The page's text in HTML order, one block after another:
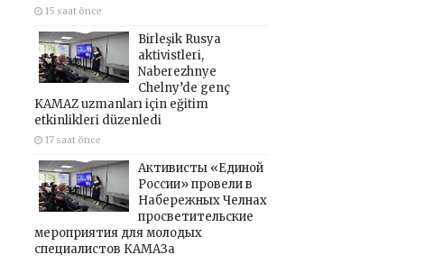
15 saat önce
Birleşik Rusya
aktivistleri,
Naberezhnye
Chelny’de genç
KAMAZ uzmanları için eğitim
etkinlikleri düzenledi
17 saat önce
Активисты «Единой
России» провели в
Набережных Челнах
просветительские
мероприятия для молодых
специалистов КАМАЗа